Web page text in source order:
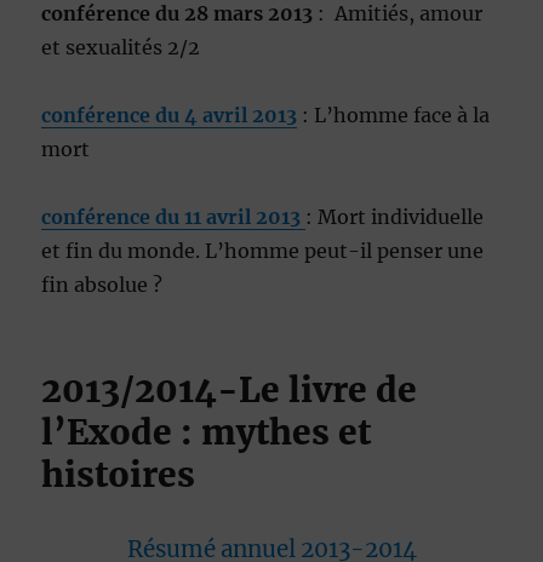
conférence du 28 mars 2013 : Amitiés, amour
et sexualités 2/2
conférence du 4 avril 2013 : L’homme face à la
mort
conférence du 11 avril 2013 : Mort individuelle
et fin du monde. L’homme peut-il penser une
fin absolue ?
2013/2014-Le livre de
l’Exode : mythes et
histoires
Résumé annuel 2013-2014